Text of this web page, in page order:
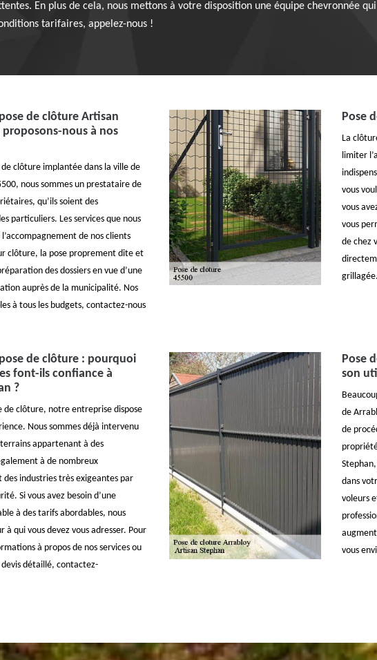
En plus de cela, nous mettons à votre disposition une équipe chevronnée
tarifaires, appelez-nous !
de clôture Artisan
nous à nos
clôture implantée dans la ville de
nous sommes un prestataire de
qu’ils soient des
particuliers. Les services que nous
de nos clients
clôture, la pose proprement dite et
des dossiers en vue d’une
auprès de la municipalité. Nos
à tous les budgets, contactez-nous
Pose
La
limiter
vous
vous
vous
de chez
de clôture : pourquoi
font-ils confiance à
?
de clôture, notre entreprise dispose
Nous sommes déjà intervenu
appartenant à des
à de nombreux
des industries très exigeantes par
Si vous avez besoin d’une
à des tarifs abordables, nous
à qui vous devez vous adresser. Pour
à propos de nos services ou
détaillé, contactez-
Pose
son
de
de
dans
voleurs
vous